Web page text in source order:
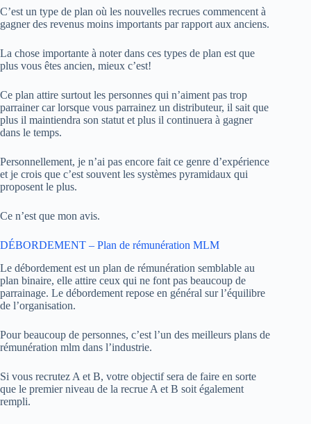
C’est un type de plan où les nouvelles recrues commencent à
gagner des revenus moins importants par rapport aux anciens.
La chose importante à noter dans ces types de plan est que
plus vous êtes ancien, mieux c’est!
Ce plan attire surtout les personnes qui n’aiment pas trop
parrainer car lorsque vous parrainez un distributeur, il sait que
plus il maintiendra son statut et plus il continuera à gagner
dans le temps.
Personnellement, je n’ai pas encore fait ce genre d’expérience
et je crois que c’est souvent les systèmes pyramidaux qui
proposent le plus.
Ce n’est que mon avis.
DÉBORDEMENT – Plan de rémunération MLM
Le débordement est un plan de rémunération semblable au
plan binaire, elle attire ceux qui ne font pas beaucoup de
parrainage. Le débordement repose en général sur l’équilibre
de l’organisation.
Pour beaucoup de personnes, c’est l’un des meilleurs plans de
rémunération mlm dans l’industrie.
Si vous recrutez A et B, votre objectif sera de faire en sorte
que le premier niveau de la recrue A et B soit également
rempli.